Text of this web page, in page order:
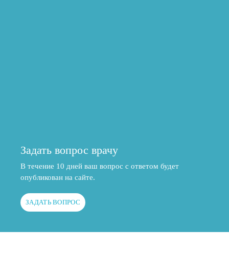
Задать вопрос врачу
В течение 10 дней ваш вопрос с ответом будет
опубликован на сайте.
ЗАДАТЬ ВОПРОС